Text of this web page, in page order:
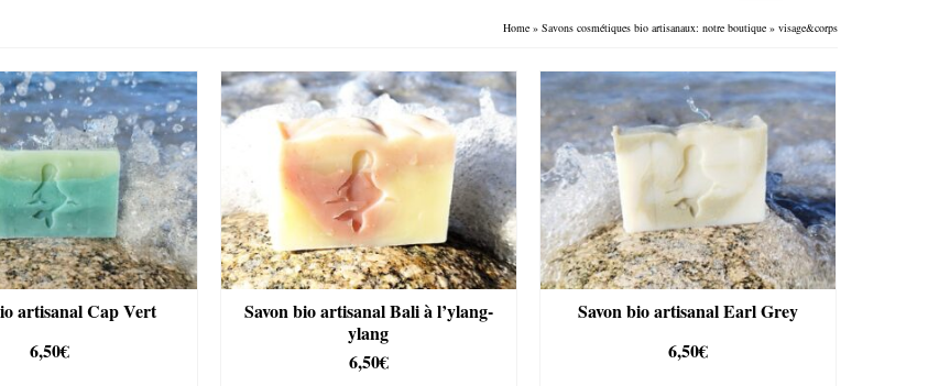
Home » Savons cosmétiques bio artisanaux: notre boutique » visage&corps
artisanal Cap Vert
6,50€
Savon bio artisanal Bali à l’ylang-
ylang
6,50€
Savon bio artisanal Earl Grey
6,50€